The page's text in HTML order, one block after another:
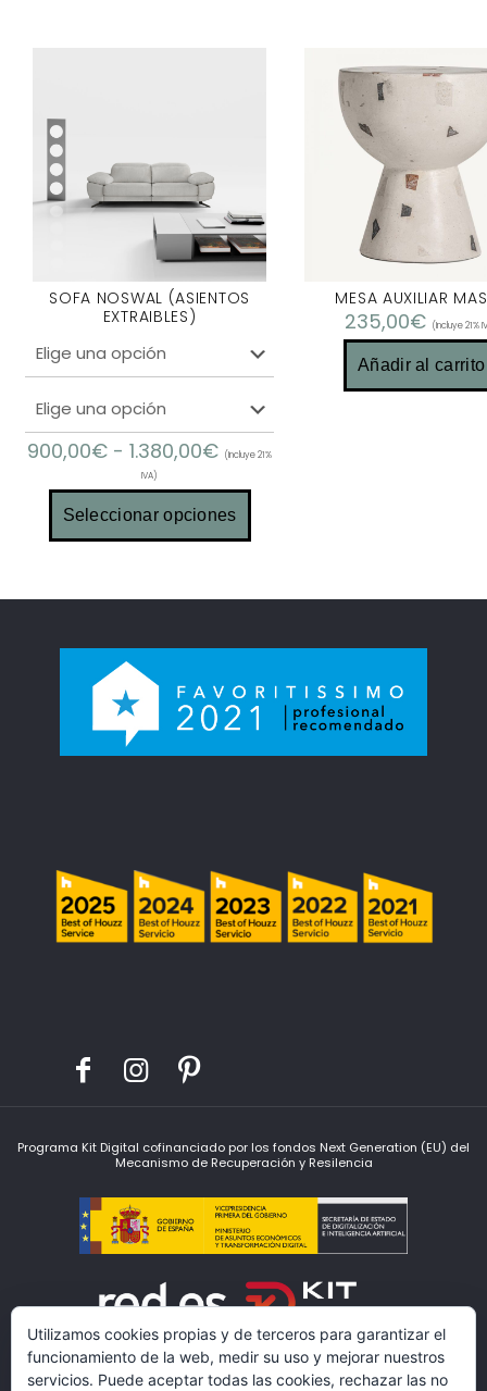
SOFA NOSWAL (ASIENTOS
EXTRAIBLES)
900,00€ - 1.380,00€ (Incluye 21%
IVA)
Seleccionar opciones
MESA AUXILIAR
235,00€ (Incluye 21%
Añadir al carrito
Programa Kit Digital cofinanciado por los fondos Next Generation (EU) del
Mecanismo de Recuperación y Resilencia
Utilizamos cookies propias y de terceros para garantizar el
funcionamiento de la web, medir su uso y mejorar nuestros
servicios. Puede aceptar todas las cookies, rechazar las no